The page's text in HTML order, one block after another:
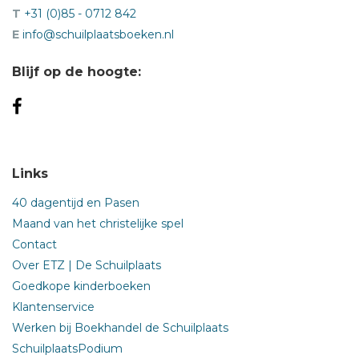
T +31 (0)85 - 0712 842
E info@schuilplaatsboeken.nl
Blijf op de hoogte:
Links
40 dagentijd en Pasen
Maand van het christelijke spel
Contact
Over ETZ | De Schuilplaats
Goedkope kinderboeken
Klantenservice
Werken bij Boekhandel de Schuilplaats
SchuilplaatsPodium